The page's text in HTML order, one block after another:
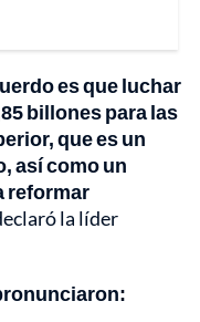
es que luchar
billones para las
que es un
así como un
reformar
la líder